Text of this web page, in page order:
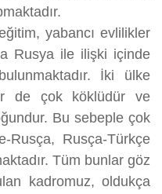
yabancı evlilikler
Rusya ile ilişki içinde
İki ülke
de çok köklüdür ve
Bu sebeple çok
Rusça, Rusça-Türkçe
Tüm bunlar göz
kadromuz, oldukça